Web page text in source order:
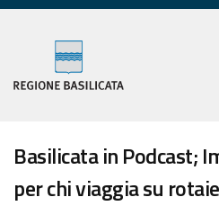
Basilicata in Podcast;
per chi viaggia su rotaie